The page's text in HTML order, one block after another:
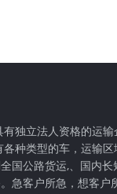
独立法人资格的运
种类型的车，运输区
国公路货运,、国内
急客户所急，想客户